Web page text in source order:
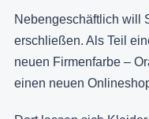
Nebengeschäftlich will
erschließen. Als Teil
neuen Firmenfarbe –
einen neuen